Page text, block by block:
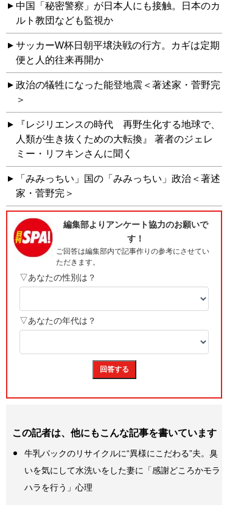
中国「秘密警察」が日本人にも接触。日本のカ
ルト教団なども監視か
サッカーW杯日朝平壌決戦の行方。カギは定期
便と人的往来再開か
政治の犠牲になった能登地震＜著述家・菅野完
＞
『レジリエンスの時代 再野生化する地球で、
人類が生き抜くための大転換』 著者のジェレ
ミー・リフキンさんに聞く
「みみっちい」国の「みみっちい」政治＜著述
家・菅野完＞
この記者は、他にもこんな記事を書いています
牛乳パックのリサイクルに“異様にこだわる”夫。臭
いを気にして水洗いをした妻に「感謝どころかモラ
ハラを行う」心理